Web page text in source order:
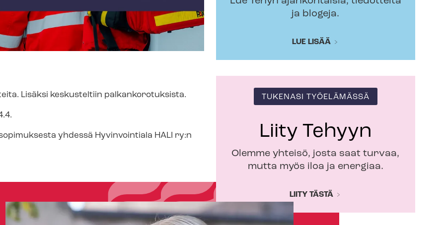
Lisäksi keskusteltiin pal­kan­ko­ro­tuk­sis­ta.
yhdessä Hyvinvointiala HALI ry:n
ja blogeja.
LUE LISÄÄ
TUKENASI TYÖELÄMÄSSÄ
Liity Tehyyn
Olemme yhteisö, josta saat turvaa,
mutta myös iloa ja energiaa.
LIITY TÄSTÄ